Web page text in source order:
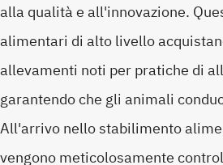
alla qualità e all'innovazione.
alimentari di alto livello
allevamenti noti per pratiche di
garantendo che gli animali
All'arrivo nello stabilimento
vengono meticolosamente